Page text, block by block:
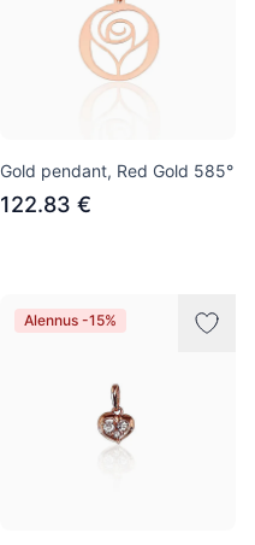
Gold pendant, Red Gold 585°
122.83 €
Alennus -15%